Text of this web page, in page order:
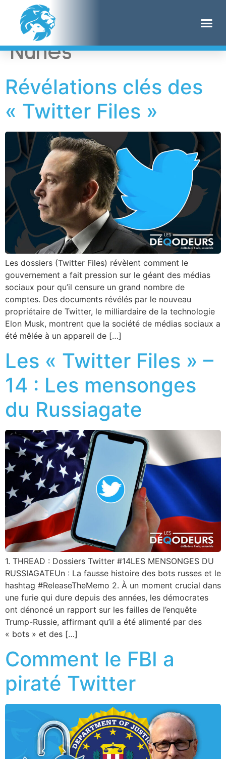
Étiquette :
Nunes
Révélations clés des
« Twitter Files »
Les dossiers (Twitter Files) révèlent comment le
gouvernement a fait pression sur le géant des médias
sociaux pour qu’il censure un grand nombre de
comptes. Des documents révélés par le nouveau
propriétaire de Twitter, le milliardaire de la technologie
Elon Musk, montrent que la société de médias sociaux a
été mêlée à un appareil de […]
Les « Twitter Files » –
14 : Les mensonges
du Russiagate
1. THREAD : Dossiers Twitter #14LES MENSONGES DU
RUSSIAGATEUn : La fausse histoire des bots russes et le
hashtag #ReleaseTheMemo 2. À un moment crucial dans
une furie qui dure depuis des années, les démocrates
ont dénoncé un rapport sur les failles de l’enquête
Trump-Russie, affirmant qu’il a été alimenté par des
« bots » et des […]
Comment le FBI a
piraté Twitter